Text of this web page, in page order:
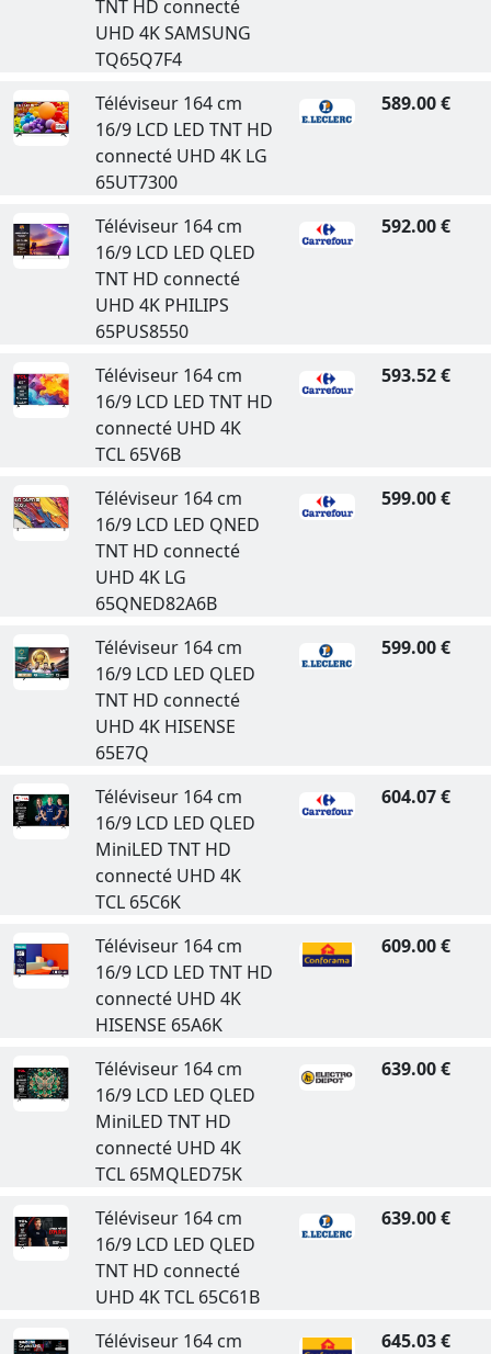
TNT HD connecté
UHD 4K SAMSUNG
TQ65Q7F4
Téléviseur 164 cm
16/9 LCD LED TNT HD
connecté UHD 4K LG
65UT7300
589.00 €
Téléviseur 164 cm
16/9 LCD LED QLED
TNT HD connecté
UHD 4K PHILIPS
65PUS8550
592.00 €
Téléviseur 164 cm
16/9 LCD LED TNT HD
connecté UHD 4K
TCL 65V6B
593.52 €
Téléviseur 164 cm
16/9 LCD LED QNED
TNT HD connecté
UHD 4K LG
65QNED82A6B
599.00 €
Téléviseur 164 cm
16/9 LCD LED QLED
TNT HD connecté
UHD 4K HISENSE
65E7Q
599.00 €
Téléviseur 164 cm
16/9 LCD LED QLED
MiniLED TNT HD
connecté UHD 4K
TCL 65C6K
604.07 €
Téléviseur 164 cm
16/9 LCD LED TNT HD
connecté UHD 4K
HISENSE 65A6K
609.00 €
Téléviseur 164 cm
16/9 LCD LED QLED
MiniLED TNT HD
connecté UHD 4K
TCL 65MQLED75K
639.00 €
Téléviseur 164 cm
16/9 LCD LED QLED
TNT HD connecté
UHD 4K TCL 65C61B
639.00 €
Téléviseur 164 cm
645.03 €